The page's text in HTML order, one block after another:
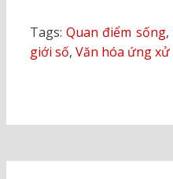
Tags: Quan điểm sống,
giới số, Văn hóa ứng xử